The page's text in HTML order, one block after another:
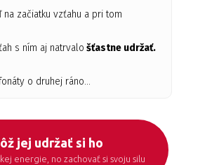
začiatku vzťahu a pri tom
s ním aj natrvalo šťastne udržať.
o druhej ráno...
jej udržať si ho
energie, no zachovať si svoju silu